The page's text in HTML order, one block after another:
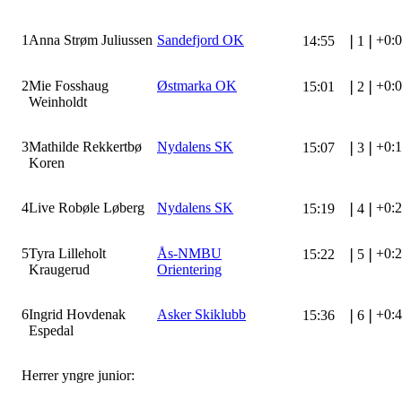
1 Anna Strøm Juliussen Sandefjord OK 14:55 1
2Mie Fosshaug
Weinholdt
Østmarka OK 15:01 2
3Mathilde Rekkertbø
Koren
Nydalens SK 15:07 3
4Live Robøle Løberg Nydalens SK 15:19 4
5Tyra Lilleholt
Kraugerud
Ås-NMBU
Orientering
15:22 5
6Ingrid Hovdenak
Espedal
Asker Skiklubb 15:36 6
Herrer yngre junior: